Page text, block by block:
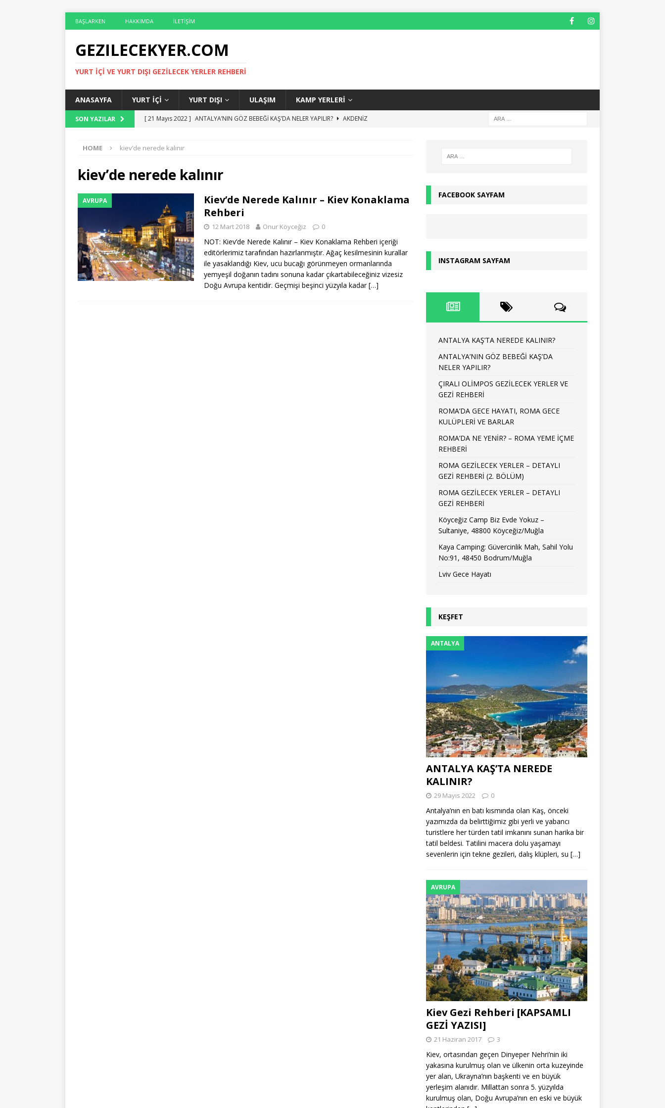
BAŞLARKEN HAKKIMDA İLETIŞIM
GEZILECEKYER.COM
YURT İÇI VE YURT DIŞI GEZILECEK YERLER REHBERI
ANASAYFA YURT İÇI YURT DIŞI ULAŞIM KAMP YERLERI
SON YAZILAR [ 21 Mayıs 2022 ] ANTALYA’NIN GÖZ BEBEĞİ KAŞ’DA NELER YAPILIR?
AKDENIZ
[ 6 Mayıs 2022 ]
[ 29 Nisan 2022 ]
ROMA’DA NE YENİR? – ROMA YEME İÇME REHBERİ
HOME kiev’de nerede kalınır
kiev’de nerede kalınır
AVRUPA
Kiev’de Nerede Kalınır – Kiev Konaklama
Rehberi
12 Mart 2018 Onur Köyceğiz 0
NOT: Kiev’de Nerede Kalınır – Kiev Konaklama Rehberi içeriği
editörlerimiz tarafından hazırlanmıştır. Ağaç kesilmesinin kurallar
ile yasaklandığı Kiev, ucu bucağı görünmeyen ormanlarında
yemyeşil doğanın tadını sonuna kadar çıkartabileceğiniz vizesiz
Doğu Avrupa kentidir. Geçmişi beşinci yüzyıla kadar[…]
FACEBOOK SAYFAM
INSTAGRAM SAYFAM
ANTALYA KAŞ’TA NEREDE KALINIR?
ANTALYA’NIN GÖZ BEBEĞİ KAŞ’DA
NELER YAPILIR?
ÇIRALI OLİMPOS GEZİLECEK YERLER VE
GEZİ REHBERİ
ROMA’DA GECE HAYATI, ROMA GECE
KULÜPLERİ VE BARLAR
ROMA’DA NE YENİR? – ROMA YEME İÇME
REHBERİ
ROMA GEZİLECEK YERLER – DETAYLI
GEZİ REHBERİ (2. BÖLÜM)
ROMA GEZİLECEK YERLER – DETAYLI
GEZİ REHBERİ
Köyceğiz Camp Biz Evde Yokuz –
Sultaniye, 48800 Köyceğiz/Muğla
Kaya Camping: Güvercinlik Mah, Sahil Yolu
No:91, 48450 Bodrum/Muğla
Lviv Gece Hayatı
KEŞFET
ANTALYA
ANTALYA KAŞ’TA NEREDE
KALINIR?
29 Mayıs 2022 0
Antalya’nın en batı kısmında olan Kaş, önceki
yazımızda da belirttiğimiz gibi yerli ve yabancı
turistlere her türden tatil imkanını sunan harika bir
tatil beldesi. Tatilini macera dolu yaşamayı
sevenlerin için tekne gezileri, dalış klüpleri, su […]
AVRUPA
Kiev Gezi Rehberi [KAPSAMLI
GEZİ YAZISI]
21 Haziran 2017 3
Kiev, ortasından geçen Dinyeper Nehri’nin iki
yakasına kurulmuş olan ve ülkenin orta kuzeyinde
yer alan, Ukrayna’nın başkenti ve en büyük
yerleşim alanıdır. Millattan sonra 5. yüzyılda
kurulmuş olan, Doğu Avrupa’nın en eski ve büyük